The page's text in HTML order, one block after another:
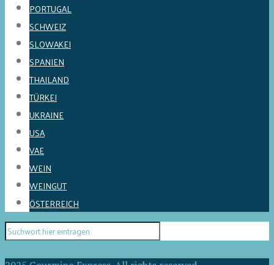
PORTUGAL
SCHWEIZ
SLOWAKEI
SPANIEN
THAILAND
TÜRKEI
UKRAINE
USA
VAE
WEIN
WEINGUT
ÖSTERREICH